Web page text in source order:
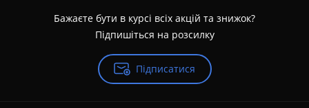
Бажаєте бути в курсі всіх акцій та знижок?
Підпишіться на розсилку
Підписатися